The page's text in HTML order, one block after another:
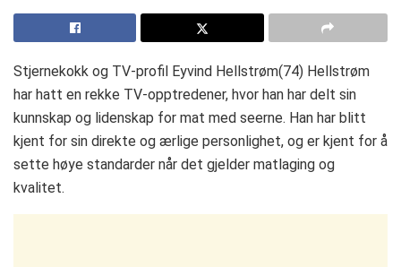
Stjernekokk og TV-profil Eyvind Hellstrøm(74) Hellstrøm
har hatt en rekke TV-opptredener, hvor han har delt sin
kunnskap og lidenskap for mat med seerne. Han har blitt
kjent for sin direkte og ærlige personlighet, og er kjent for å
sette høye standarder når det gjelder matlaging og
kvalitet.